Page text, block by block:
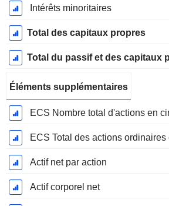
Intérêts minoritaires
Total des capitaux propres
Total du passif et des capitaux
Éléments supplémentaires
ECS Total des actions
Actif net par action
Actif corporel net